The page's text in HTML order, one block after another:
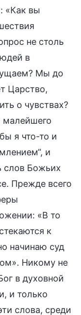
«Как вы
не столь
в
Мы до
Царство,
о чувствах?
я что-то и
и
слов Божьих
Прежде всего
«В то
к
начинаю суд
Никому не
в духовной
и только
слова, среди